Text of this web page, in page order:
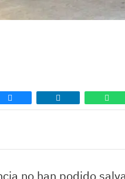
no han podido